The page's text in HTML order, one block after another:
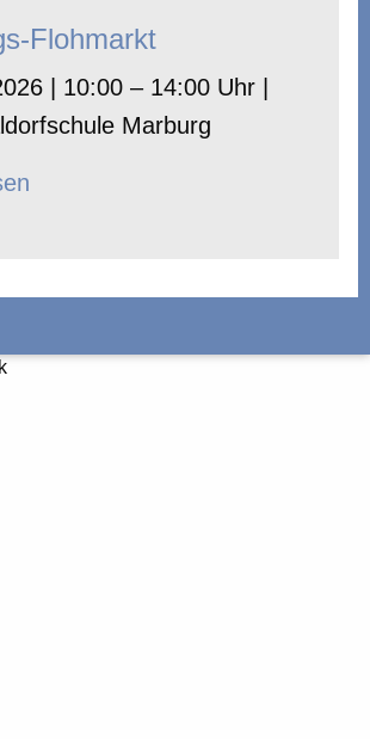
Flohmarkt
| 10:00 – 14:00 Uhr |
Marburg